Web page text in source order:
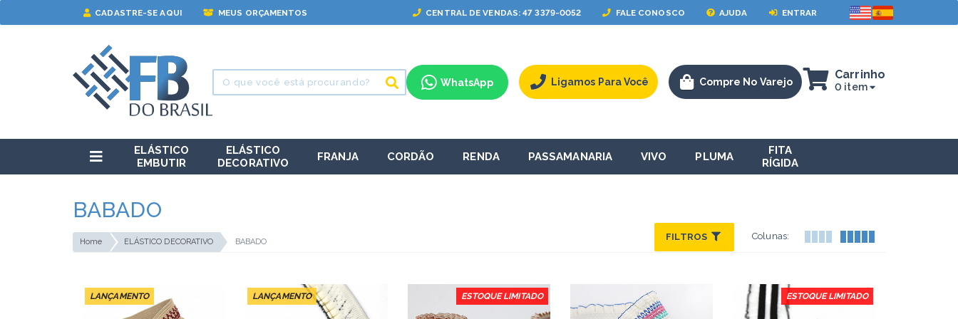
CADASTRE-SE AQUI MEUS ORÇAMENTOS CENTRALDE VENDAS: 47 3379-0052 FALE CONOSCO AJUDA ENTRAR
Compre No Varejo
Ligamos Para Você
WhatsApp
Carrinho
0 item
ELÁSTICO
EMBUTIR
ELÁSTICO
DECORATIVO
FRANJA CORDÃO RENDA PASSAMANARIA VIVO PLUMA
FITA
RÍGIDA
BABADO
Home ELÁSTICO DECORATIVO BABADO
Colunas:
FILTROS
LANÇAMENTO LANÇAMENTO ESTOQUE LIMITADO ESTOQUE LIMITADO